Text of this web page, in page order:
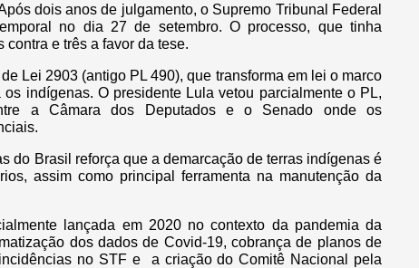
dois anos de julgamento, o Supremo Tribunal Federal
no dia 27 de setembro. O processo, que tinha
e três a favor da tese.
Lei 2903 (antigo PL 490), que transforma em lei o marco
indígenas. O presidente Lula vetou parcialmente o PL,
a Câmara dos Deputados e o Senado onde os
do Brasil reforça que a demarcação de terras indígenas é
assim como principal ferramenta na manutenção da
lançada em 2020 no contexto da pandemia da
dos dados de Covid-19, cobrança de planos de
no STF e a criação do Comitê Nacional pela